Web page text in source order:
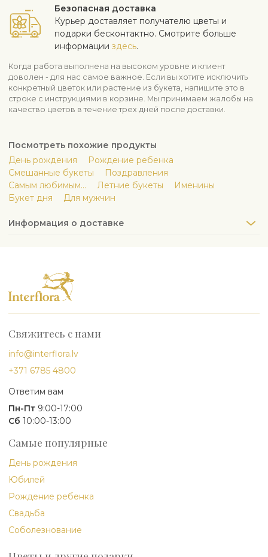
Безопасная доставка
Курьер доставляет получателю цветы и
подарки бесконтактно. Смотрите больше
информации здесь.
Когда работа выполнена на высоком уровне и клиент
доволен - для нас самое важное. Если вы хотите исключить
конкретный цветок или растение из букета, напишите это в
строке с инструкциями в корзине. Мы принимаем жалобы на
качество цветов в течение трех дней после доставки.
Посмотреть похожие продукты
День рождения
Рождение ребенка
Смешанные букеты
Поздравления
Самым любимым...
Летние букеты
Именины
Букет дня
Для мужчин
Информация о доставке
Свяжитесь с нами
info@interflora.lv
+371 6785 4800
Ответим вам
Пн-Пт 9:00-17:00
Сб 10:00-13:00
Самые популярные
День рождения
Юбилей
Рождение ребенка
Свадьба
Соболезнование